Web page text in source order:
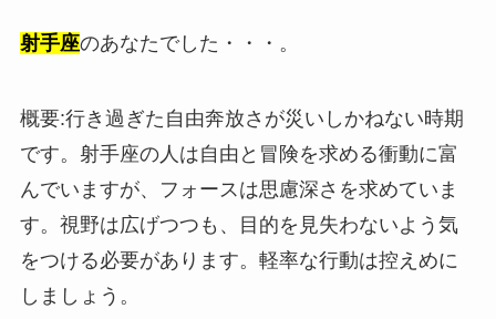
射手座のあなたでした・・・。
概要:行き過ぎた自由奔放さが災いしかねない時期
です。射手座の人は自由と冒険を求める衝動に富
んでいますが、フォースは思慮深さを求めていま
す。視野は広げつつも、目的を見失わないよう気
をつける必要があります。軽率な行動は控えめに
しましょう。